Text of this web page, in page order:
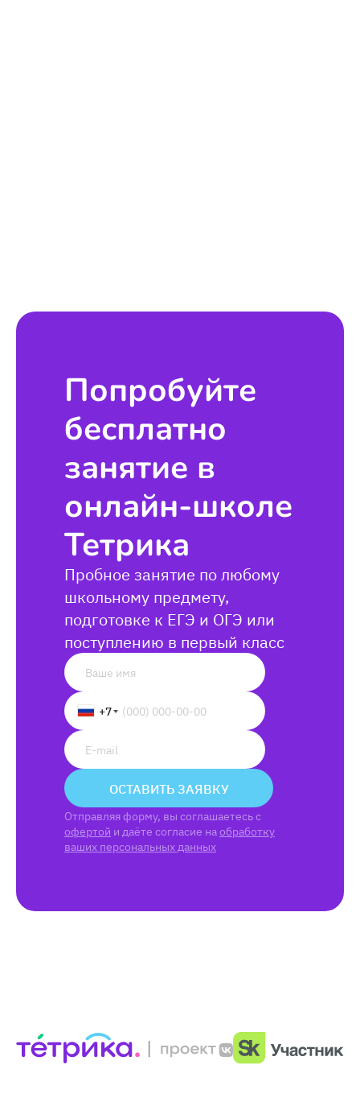
Попробуйте
бесплатно
занятие в
онлайн-школе
Тетрика
Пробное занятие по любому
школьному предмету,
подготовке к ЕГЭ и ОГЭ или
поступлению в первый класс
+7
ОСТАВИТЬ ЗАЯВКУ
Отправляя форму, вы соглашаетесь с
офертой и даёте согласие наобработку
ваших персональных данных